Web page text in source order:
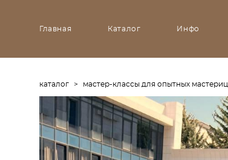
Главная Каталог Инфо
каталог > мастер-классы для опытных мастериц